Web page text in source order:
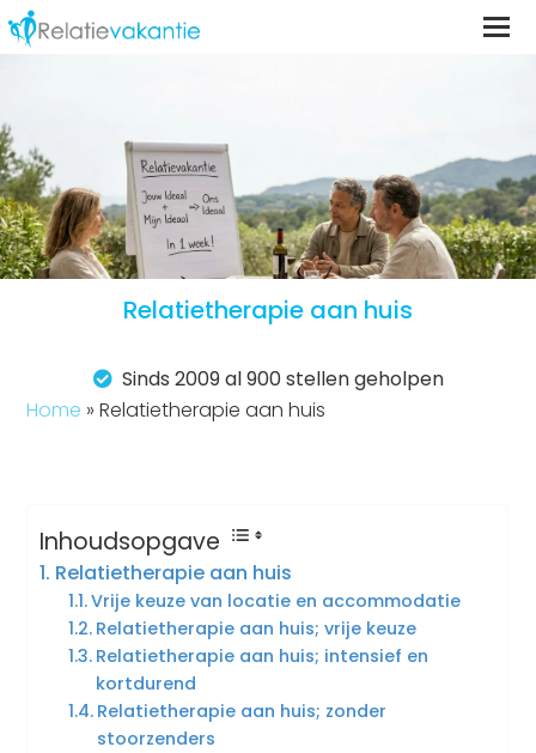
Relatietherapie aan huis
Sinds 2009 al 900 stellen geholpen
Home »Relatietherapie aan huis
Inhoudsopgave
Relatietherapie aan huis
Vrije keuze van locatie en accommodatie
Relatietherapie aan huis; vrije keuze
Relatietherapie aan huis; intensief en
kortdurend
Relatietherapie aan huis; zonder
stoorzenders